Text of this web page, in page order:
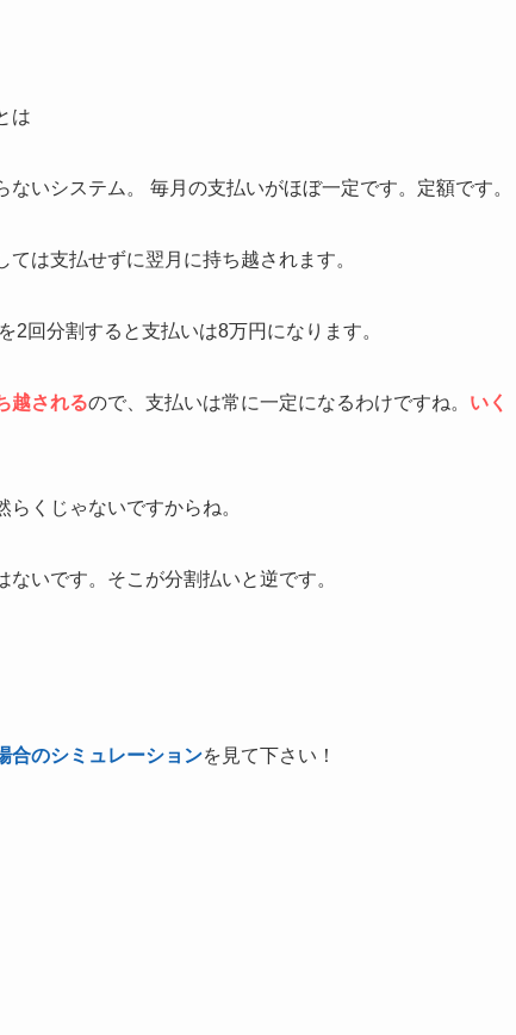
は
いシステム。 毎月の支払いがほぼ一定です。定額です。
は支払せずに翌月に持ち越されます。
回分割すると支払いは8万円になります。
越されるので、支払いは常に一定になるわけですね。 いく
くじゃないですからね。
いです。そこが分割払いと逆です。
合のシミュレーションを見て下さい！